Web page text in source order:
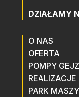
DZIAŁAMY
O NAS
OFERTA
POMPY
REALIZACJE
PARK